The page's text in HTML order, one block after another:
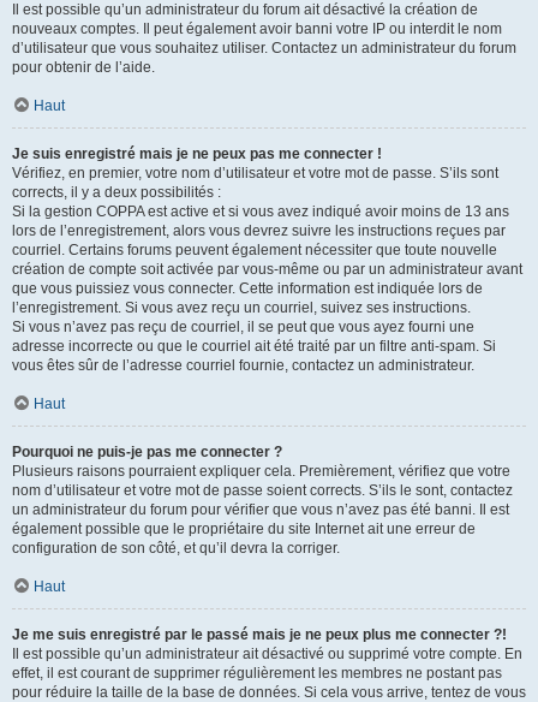
Il est possible qu’un administrateur du forum ait désactivé la création de
nouveaux comptes. Il peut également avoir banni votre IP ou interdit le nom
d’utilisateur que vous souhaitez utiliser. Contactez un administrateur du forum
pour obtenir de l’aide.
Haut
Je suis enregistré mais je ne peux pas me connecter !
Vérifiez, en premier, votre nom d’utilisateur et votre mot de passe. S’ils sont
corrects, il y a deux possibilités :
Si la gestion COPPA est active et si vous avez indiqué avoir moins de 13 ans
lors de l’enregistrement, alors vous devrez suivre les instructions reçues par
courriel. Certains forums peuvent également nécessiter que toute nouvelle
création de compte soit activée par vous-même ou par un administrateur avant
que vous puissiez vous connecter. Cette information est indiquée lors de
l’enregistrement. Si vous avez reçu un courriel, suivez ses instructions.
Si vous n’avez pas reçu de courriel, il se peut que vous ayez fourni une
adresse incorrecte ou que le courriel ait été traité par un filtre anti-spam. Si
vous êtes sûr de l’adresse courriel fournie, contactez un administrateur.
Haut
Pourquoi ne puis-je pas me connecter ?
Plusieurs raisons pourraient expliquer cela. Premièrement, vérifiez que votre
nom d’utilisateur et votre mot de passe soient corrects. S’ils le sont, contactez
un administrateur du forum pour vérifier que vous n’avez pas été banni. Il est
également possible que le propriétaire du site Internet ait une erreur de
configuration de son côté, et qu’il devra la corriger.
Haut
Je me suis enregistré par le passé mais je ne peux plus me connecter ?!
Il est possible qu’un administrateur ait désactivé ou supprimé votre compte. En
effet, il est courant de supprimer régulièrement les membres ne postant pas
pour réduire la taille de la base de données. Si cela vous arrive, tentez de vous